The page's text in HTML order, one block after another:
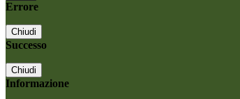
Errore
Chiudi
Successo
Chiudi
Informazione